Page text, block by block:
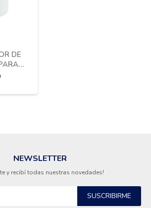
DE
NEWSLETTER
y recibí todas nuestras novedades!
SUSCRIBIRME